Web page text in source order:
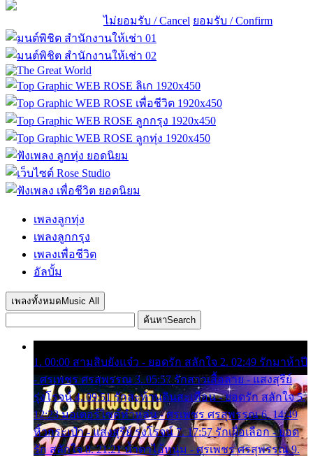
ไม่ยอมรับ / Cancel ยอมรับ / Confirm
เพลงลูกทุ่ง
เพลงลูกกรุง
เพลงเพื่อชีวิต
อัลบั้ม
เพลงทั้งหมด Music All
ค้นหาSearch
1. 00:00 สามสิบยังแจ๋ว - ยอดรัก สลักใจ 2. 02:49 รักมาห้าปี
- ศรเพชร ศรสุพรรณ 3. 05:57 รักสาวเสื้อลาย - แสงสุรีย์
รุ่งโรจน์ 4. 09:51 รักสะท้านดินสะเทือน - ยอดรัก สลักใจ 5.
12:23 มอเตอร์ไซค์ทำหล่น - ศรเพชร ศรสุพรรณ 6. 14:49
หิ้วกระเป๋า - แสงสุรีย์ รุ่งโรจน์ 7. 17:57 รักเผื่อเลือก - ยอด
รัก สลักใจ 8. 21:21 น้ำตาไอ้หนุ่ม - ศรเพชร ศรสุพรรณ 9.